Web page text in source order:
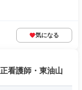
気になる
看護師・東油山